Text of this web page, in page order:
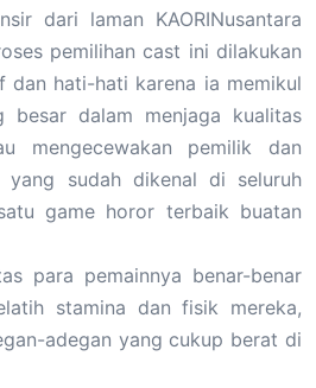
dari laman KAORINusantara
pemilihan cast ini dilakukan
dan hati-hati karena ia memikul
besar dalam menjaga kualitas
mengecewakan pemilik dan
yang sudah dikenal di seluruh
game horor terbaik buatan
para pemainnya benar-benar
stamina dan fisik mereka,
adegan yang cukup berat di